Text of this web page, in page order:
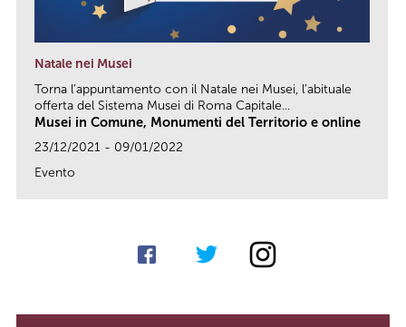
Natale nei Musei
Torna l’appuntamento con il Natale nei Musei, l’abituale
offerta del Sistema Musei di Roma Capitale...
Musei in Comune, Monumenti del Territorio e online
23/12/2021 - 09/01/2022
Evento